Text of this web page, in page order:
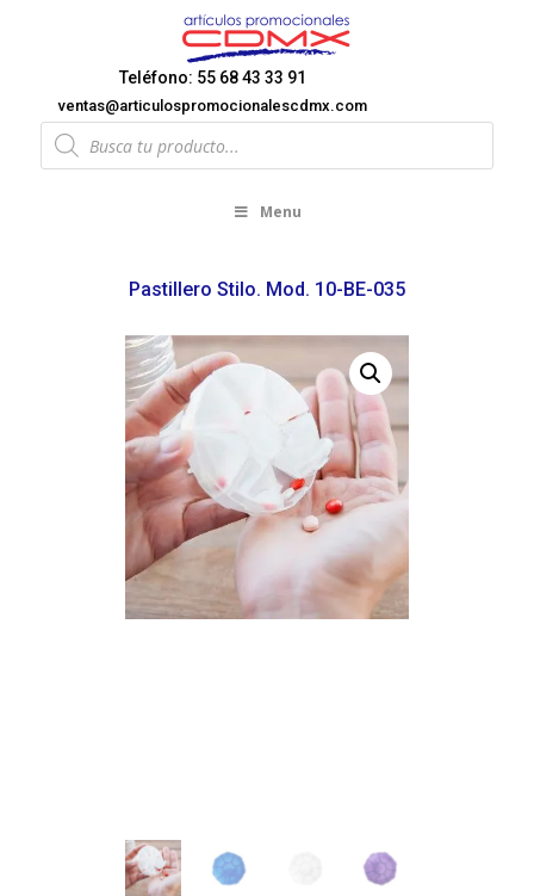
Teléfono: 55 68 43 33 91
ventas@articulospromocionalescdmx.com
Products
search
Menu
Pastillero Stilo. Mod. 10-BE-035